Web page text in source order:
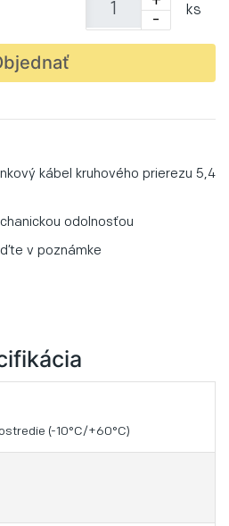
-
ks
kábel kruhového prierezu 5,4
odolnosťou
v poznámke
(-10°C/+60°C)